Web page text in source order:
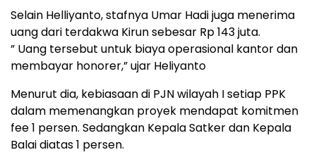
Selain Helliyanto, stafnya Umar Hadi juga menerima
uang dari terdakwa Kirun sebesar Rp 143 juta.
” Uang tersebut untuk biaya operasional kantor dan
membayar honorer,” ujar Heliyanto
Menurut dia, kebiasaan di PJN wilayah I setiap PPK
dalam memenangkan proyek mendapat komitmen
fee 1 persen. Sedangkan Kepala Satker dan Kepala
Balai diatas 1 persen.